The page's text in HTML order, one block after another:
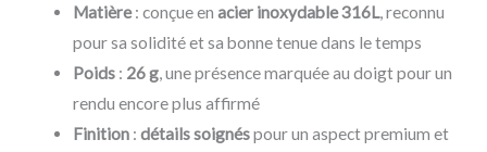
Matière: conçue en acier inoxydable 316L, reconnu
pour sa solidité et sa bonne tenue dans le temps
Poids: 26 g, une présence marquée au doigt pour un
rendu encore plus affirmé
Finition: détails soignéspour un aspect premium et